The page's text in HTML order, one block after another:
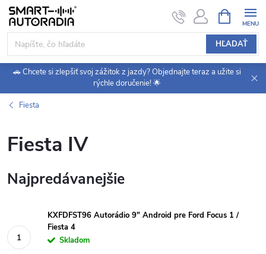
Prejsť
obsah
HĽADAŤ
KOŠÍK
🚗 Chcete si zlepšiť svoj zážitok z jazdy? Objednajte teraz a užite si
rýchle doručenie! 🌟
Fiesta
Fiesta IV
Najpredávanejšie
KXFDFST96 Autorádio 9" Android pre Ford Focus 1 /
Fiesta 4
Skladom